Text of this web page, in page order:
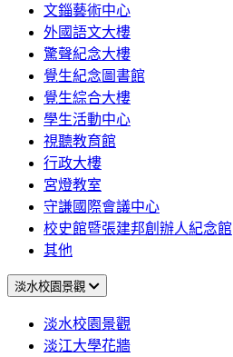
文錙藝術中心
外國語文大樓
驚聲紀念大樓
覺生紀念圖書館
覺生綜合大樓
學生活動中心
視聽教育館
行政大樓
宮燈教室
守謙國際會議中心
校史館暨張建邦創辦人紀念館
其他
淡水校園景觀
淡水校園景觀
淡江大學花牆